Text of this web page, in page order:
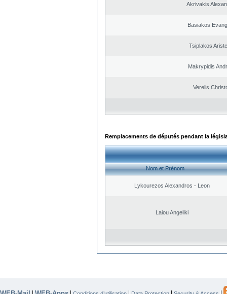
Akrivakis
Basiakos
Tsiplakos
Makrypidis
Verelis
Remplacements de députés pendant la
Nom et Prénom
Lykourezos Alexandros - Leon
Laiou Angeliki
| | | | |